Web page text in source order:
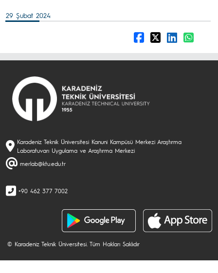
29 Şubat 2024
Karadeniz Teknik Üniversitesi Kanuni Kampüsü Merkezi Araştırma
Laboratuvarı Uygulama ve Araştırma Merkezi
merlab@ktu.edu.tr
+90 462 377 7002
© Karadeniz Teknik Üniversitesi. Tüm Hakları Saklıdır